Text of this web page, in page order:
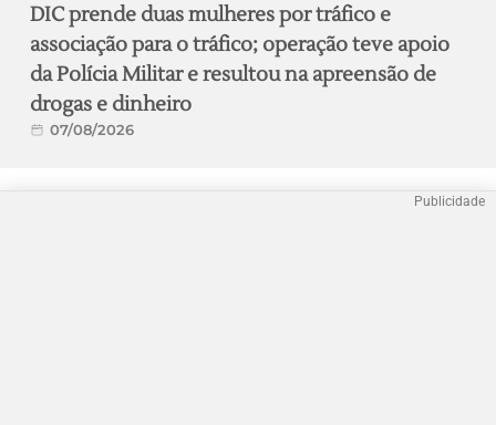
DIC prende duas mulheres por tráfico e
associação para o tráfico; operação teve apoio
da Polícia Militar e resultou na apreensão de
drogas e dinheiro
07/08/2026
Publicidade